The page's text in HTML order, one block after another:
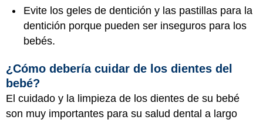
Evite los geles de dentición y las pastillas para la
dentición porque pueden ser inseguros para los
bebés.
¿Cómo debería cuidar de los dientes del
bebé?
El cuidado y la limpieza de los dientes de su bebé
son muy importantes para su salud dental a largo